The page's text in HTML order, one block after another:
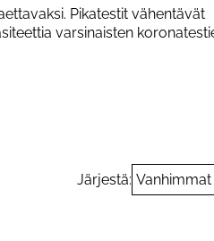
Pikatestit vähentävät
varsinaisten
Järjestä: Vanhimmat